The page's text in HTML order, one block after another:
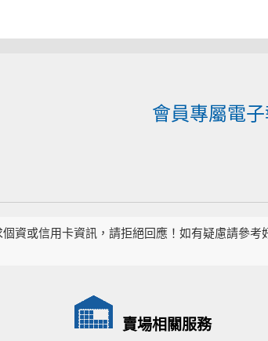
會員專屬電
資或信用卡資訊，請拒絕回應！如有疑慮請參考
賣場相關服務